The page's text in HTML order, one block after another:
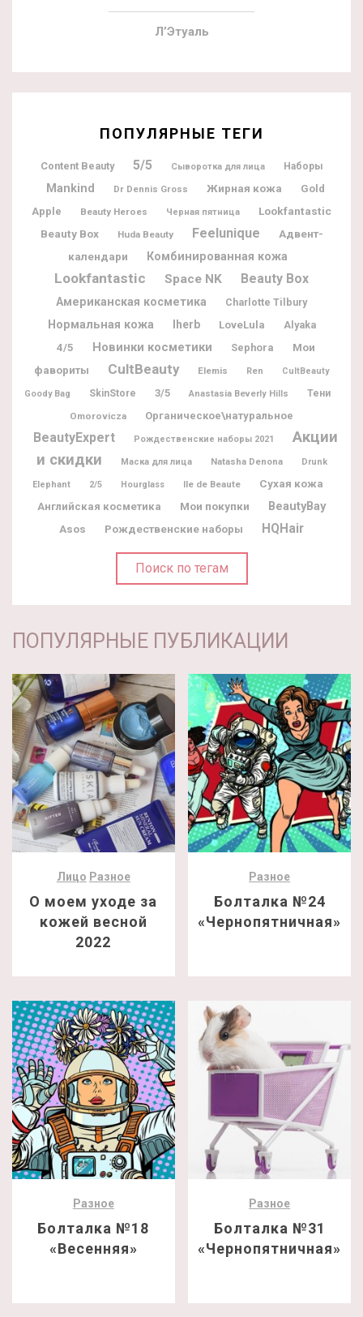
Л’Этуаль
ПОПУЛЯРНЫЕ ТЕГИ
Content Beauty 5/5 Сыворотка для лица Наборы
Mankind Dr Dennis Gross Жирная кожа
Gold
Apple
Beauty Heroes Черная пятница
Lookfantastic
Beauty Box
Huda Beauty Feelunique
Адвент-
календари
Комбинированная кожа
Lookfantastic Space NK Beauty Box
Американская косметика Charlotte Tilbury
Нормальная кожа Iherb LoveLula
Alyaka
4/5
Новинки косметики Sephora
Мои
фавориты
CultBeauty Elemis Ren CultBeauty
Goody Bag SkinStore 3/5 Anastasia Beverly Hills
Тени
Omorovicza
Органическое\натуральное
BeautyExpert Рождественские наборы 2021
Акции
и скидки
Маска для лица Natasha Denona Drunk
Elephant 2/5 Hourglass Ile de Beaute
Сухая кожа
Английская косметика
Мои покупки BeautyBay
Asos Рождественские наборы HQHair
Поиск по тегам
ПОПУЛЯРНЫЕ ПУБЛИКАЦИИ
Лицо Разное
О моем уходе за
кожей весной
2022
Разное
Болталка №24
«Чернопятничная»
Разное
Болталка №18
«Весенняя»
Разное
Болталка №31
«Чернопятничная»